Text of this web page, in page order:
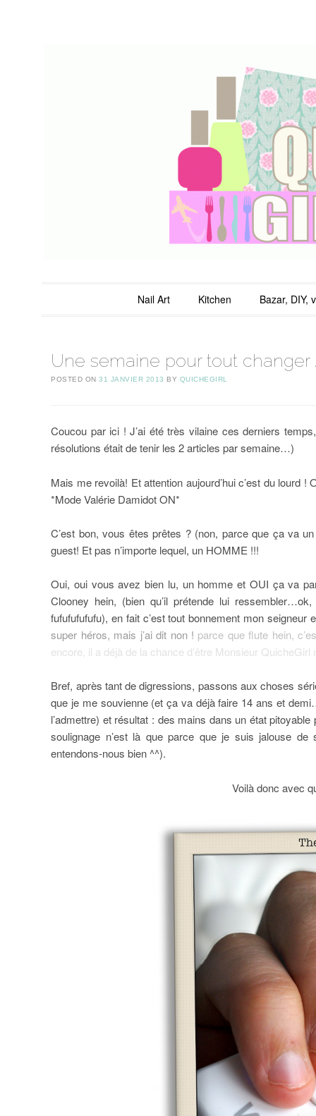
QuicheGirl
Nail Art Kitchen Bazar, DIY,
Une semaine pour tout changer
POSTED ON31 JANVIER 2013 BY QUICHEGIRL
Coucou par ici ! J’ai été très vilaine ces derniers
résolutions était de tenir les 2 articles par semaine…)
Mais me revoilà! Et attention aujourd’hui c’est du lourd
*Mode Valérie Damidot ON*
C’est bon, vous êtes prêtes ? (non, parce que ça va
guest! Et pas n’importe lequel, un HOMME !!!
Oui, oui vous avez bien lu, un homme et OUI ça va
Clooney hein, (bien qu’il prétende lui
fufufufufufu), en fait c’est tout bonnement mon
super héros, mais j’ai dit non ! parce que flute hein,
encore, il a déjà de la chance d’être Monsieur QuicheGirl
Bref, après tant de digressions, passons aux choses
que je me souvienne (et ça va déjà faire 14 ans et
l’admettre) et résultat : des mains dans un état
soulignage n’est là que parce que je suis jalouse
entendons-nous bien ^^).
Voilà donc avec